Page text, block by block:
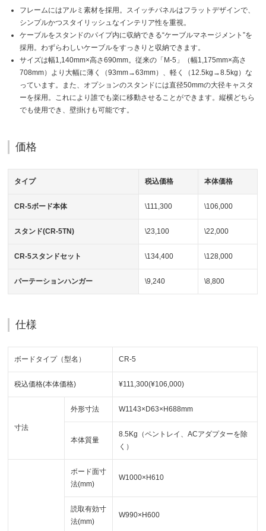
フレームにはアルミ素材を採用。スイッチパネルはフラットデザインで、
シンプルかつスタイリッシュなインテリア性を重視。
ケーブルをスタンドのパイプ内に収納できる“ケーブルマネージメント”を
採用。わずらわしいケーブルをすっきりと収納できます。
サイズは幅1,140mm×高さ690mm。従来の「M-5」（幅1,175mm×高さ
708mm）より大幅に薄く（93mm→63mm）、軽く（12.5kg→8.5kg）な
っています。また、オプションのスタンドには直径50mmの大径キャスタ
ーを採用。これにより誰でも楽に移動させることができます。縦横どちら
でも使用でき、壁掛けも可能です。
価格
タイプ 税込価格 本体価格
CR-5ボード本体 \111,300 \106,000
スタンド(CR-5TN) \23,100 \22,000
CR-5スタンドセット \134,400 \128,000
パーテーションハンガー \9,240 \8,800
仕様
ボードタイプ（型名） CR-5
税込価格(本体価格) ¥111,300(¥106,000)
寸法
外形寸法 W1143×D63×H688mm
本体質量
8.5Kg（ペントレイ、ACアダプターを除
く）
ボード面寸
法(mm)
W1000×H610
読取有効寸
法(mm)
W990×H600